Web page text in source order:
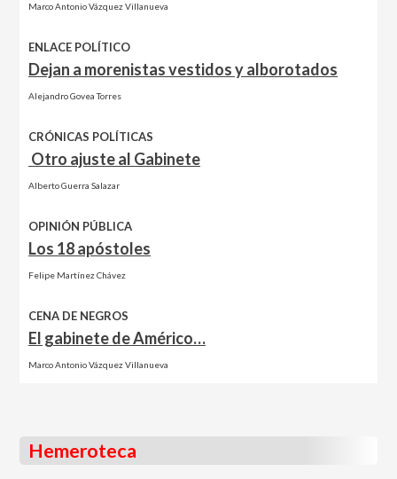
Marco Antonio Vázquez Villanueva
ENLACE POLÍTICO
Dejan a morenistas vestidos y alborotados
Alejandro Govea Torres
CRÓNICAS POLÍTICAS
Otro ajuste al Gabinete
Alberto Guerra Salazar
OPINIÓN PÚBLICA
Los 18 apóstoles
Felipe Martínez Chávez
CENA DE NEGROS
El gabinete de Américo…
Marco Antonio Vázquez Villanueva
Hemeroteca